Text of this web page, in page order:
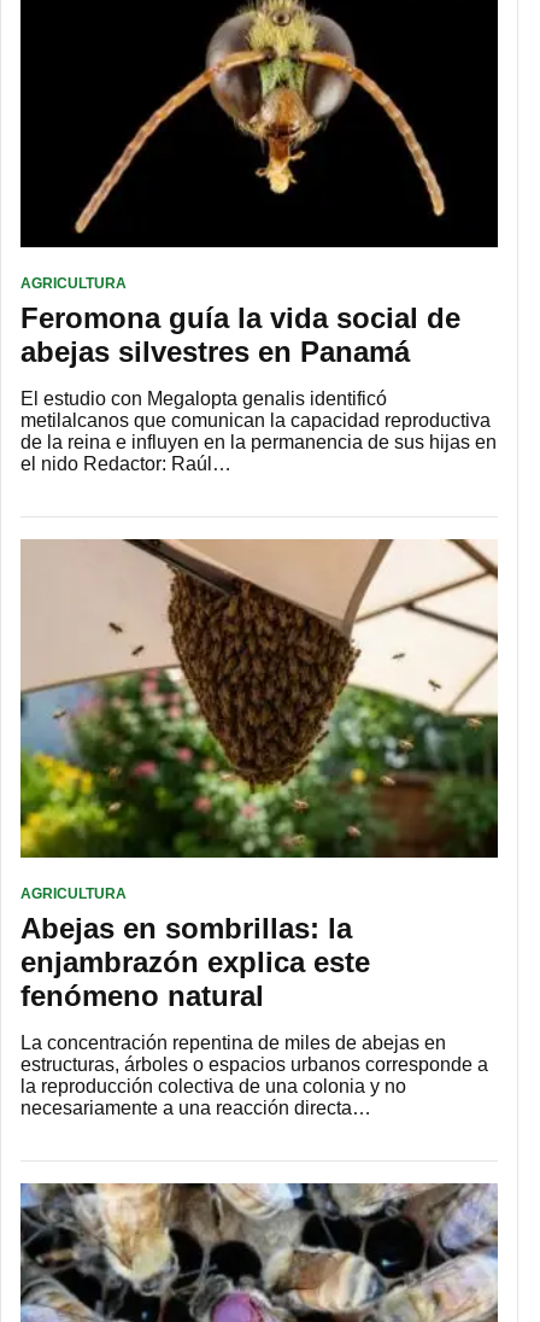
AGRICULTURA
Feromona guía la vida social de
abejas silvestres en Panamá
El estudio con Megalopta genalis identificó
metilalcanos que comunican la capacidad reproductiva
de la reina e influyen en la permanencia de sus hijas en
el nido Redactor: Raúl…
AGRICULTURA
Abejas en sombrillas: la
enjambrazón explica este
fenómeno natural
La concentración repentina de miles de abejas en
estructuras, árboles o espacios urbanos corresponde a
la reproducción colectiva de una colonia y no
necesariamente a una reacción directa…